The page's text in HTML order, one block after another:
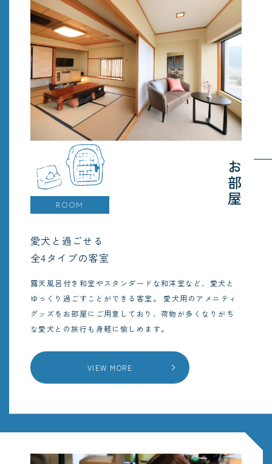
ROOM お部屋
愛犬と過ごせる
全4タイプの客室
露天風呂付き和室やスタンダードな和洋室など、愛犬と
ゆっくり過ごすことができる客室。
愛犬用のアメニティ
グッズをお部屋にご用意しており、荷物が多くなりがち
な愛犬との旅行も身軽に愉しめます。
VIEW MORE